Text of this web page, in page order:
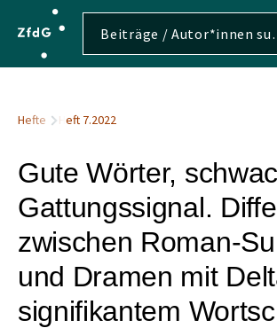
Direkt zum Inhalt
Pfadnavigation
Hefte Heft 7.2022
Gute Wörter,
Gattungssignal.
zwischen Roman-
und Dramen mit
signifikantem